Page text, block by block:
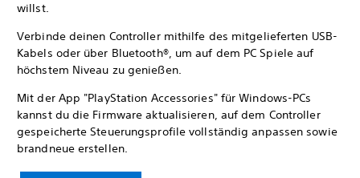
willst.
Verbinde deinen Controller mithilfe des mitgelieferten USB-
Kabels oder über Bluetooth®, um auf dem PC Spiele auf
höchstem Niveau zu genießen.
Mit der App "PlayStation Accessories" für Windows-PCs
kannst du die Firmware aktualisieren, auf dem Controller
gespeicherte Steuerungsprofile vollständig anpassen sowie
brandneue erstellen.